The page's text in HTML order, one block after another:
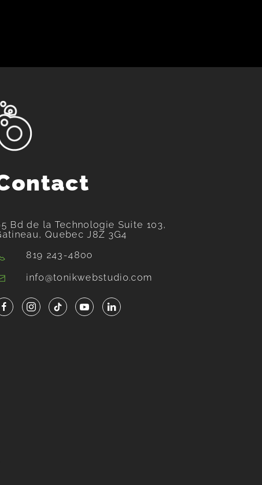
Bd de la Technologie Suite 103,
Quebec J8Z 3G4
819 243-4800
info@tonikwebstudio.com